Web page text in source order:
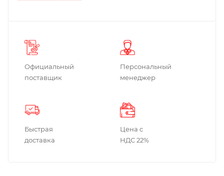
Официальный
поставщик
Персональный
менеджер
Быстрая
доставка
Цена с
НДС 22%